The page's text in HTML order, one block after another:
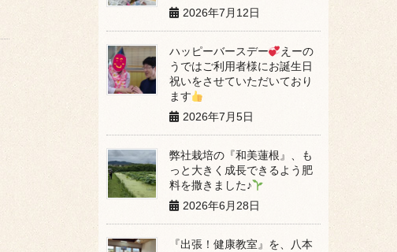
2026年7月12日
ハッピーバースデー
えーの
うではご利用者様にお誕生日
祝いをさせていただいており
ます
2026年7月5日
弊社栽培の『和美蓮根』、も
っと大きく成長できるよう肥
料を撒きました♪
2026年6月28日
『出張！健康教室』を、八本